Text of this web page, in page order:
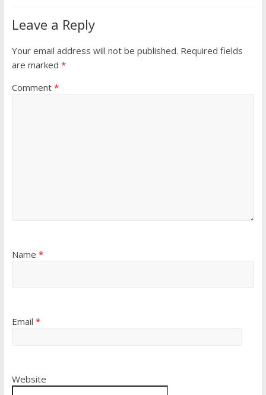
Leave a Reply
Your email address will not be published. Required fields
are marked *
Comment *
Name *
Email *
Website